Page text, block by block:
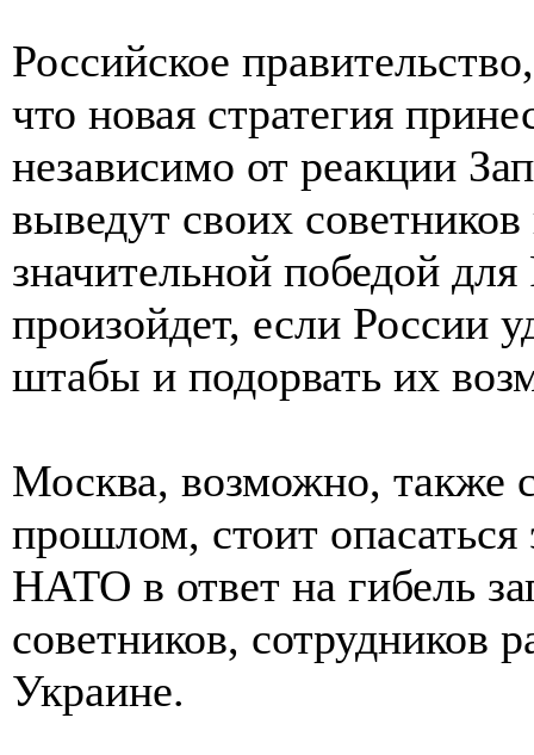
Российское
что новая стратегия
независимо от реакции
выведут своих
значительной победой
произойдет, если России
штабы и подорвать их
Москва, возможно, также
прошлом, стоит
НАТО в ответ на гибель
советников, сотрудников
Украине.